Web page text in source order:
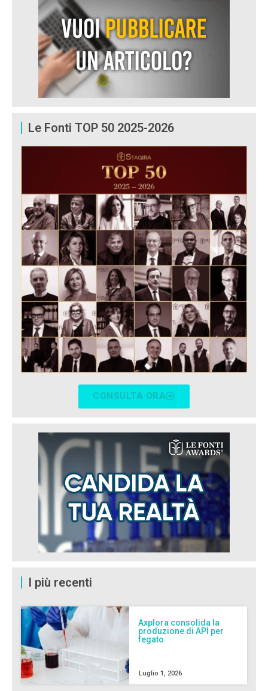
Le Fonti TOP 50 2025-2026
CONSULTA ORA
I più recenti
Axplora consolida la
produzione di API per
fegato
Luglio 1, 2026